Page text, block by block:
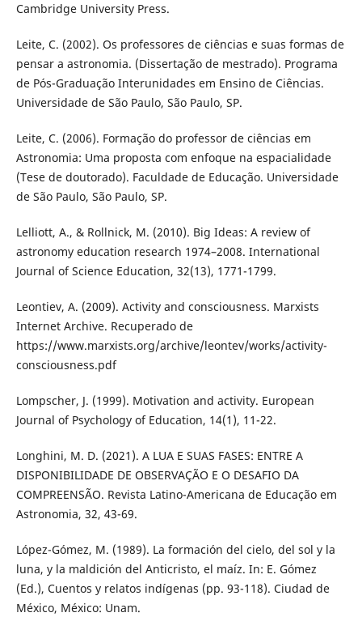
Cambridge University Press.
Leite, C. (2002). Os professores de ciências e suas formas de
pensar a astronomia. (Dissertação de mestrado). Programa
de Pós-Graduação Interunidades em Ensino de Ciências.
Universidade de São Paulo, São Paulo, SP.
Leite, C. (2006). Formação do professor de ciências em
Astronomia: Uma proposta com enfoque na espacialidade
(Tese de doutorado). Faculdade de Educação. Universidade
de São Paulo, São Paulo, SP.
Lelliott, A., & Rollnick, M. (2010). Big Ideas: A review of
astronomy education research 1974–2008. International
Journal of Science Education, 32(13), 1771-1799.
Leontiev, A. (2009). Activity and consciousness. Marxists
Internet Archive. Recuperado de
https://www.marxists.org/archive/leontev/works/activity-
consciousness.pdf
Lompscher, J. (1999). Motivation and activity. European
Journal of Psychology of Education, 14(1), 11-22.
Longhini, M. D. (2021). A LUA E SUAS FASES: ENTRE A
DISPONIBILIDADE DE OBSERVAÇÃO E O DESAFIO DA
COMPREENSÃO. Revista Latino-Americana de Educação em
Astronomia, 32, 43-69.
López-Gómez, M. (1989). La formación del cielo, del sol y la
luna, y la maldición del Anticristo, el maíz. In: E. Gómez
(Ed.), Cuentos y relatos indígenas (pp. 93-118). Ciudad de
México, México: Unam.